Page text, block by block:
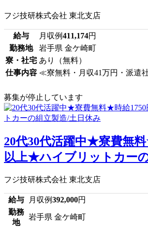
フジ技研株式会社 東北支店
給与 月収例411,174円
勤務地
岩手県 金ケ崎町
寮・社宅 あり（無料）
仕事内容 ≪寮無料・月収41万円・派遣
募集が停止しています
20代30代活躍中★寮費無
以上★ハイブリットカー
フジ技研株式会社 東北支店
給与 月収例392,000円
勤務
地
岩手県 金ケ崎町